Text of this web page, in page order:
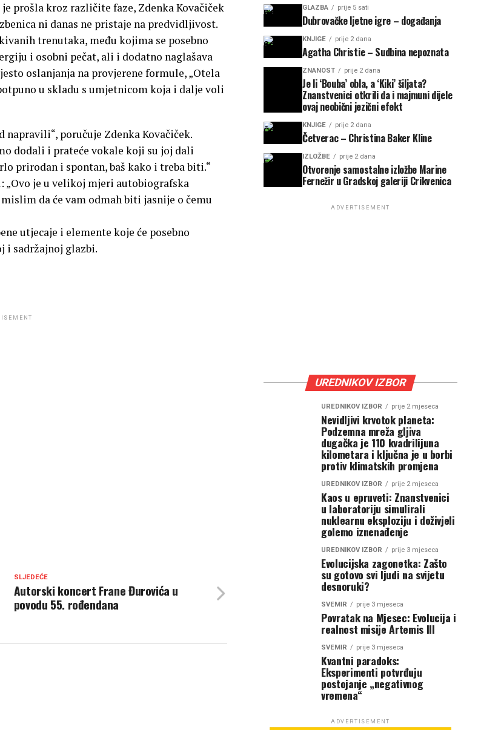
prošla kroz različite faze, Zdenka Kovačiček
ni danas ne pristaje na predvidljivost.
trenutaka, među kojima se posebno
i osobni pečat, ali i dodatno naglašava
oslanjanja na provjerene formule, „Otela
u skladu s umjetnicom koja i dalje voli
poručuje Zdenka Kovačiček.
dodali i prateće vokale koji su joj dali
prirodan i spontan, baš kako i treba biti.“
„Ovo je u velikoj mjeri autobiografska
da će vam odmah biti jasnije o čemu
utjecaje i elemente koje će posebno
i sadržajnoj glazbi.
SLJEDEĆE
Autorski koncert Frane Đurovića u
povodu 55. rođendana
GLAZBA prije 5 sati
Dubrovačke ljetne igre – događanja
KNJIGE prije 2 dana
Agatha Christie – Sudbina nepoznata
ZNANOST prije 2 dana
Je li ‘Bouba’ obla, a ‘Kiki’ šiljata?
Znanstvenici otkrili da i majmuni dijele
ovaj neobični jezični efekt
KNJIGE prije 2 dana
Četverac – Christina Baker Kline
IZLOŽBE prije 2 dana
Otvorenje samostalne izložbe Marine
Fernežir u Gradskoj galeriji Crikvenica
ADVERTISEMENT
UREDNIKOV IZBOR
UREDNIKOV IZBOR prije 2 mjeseca
Nevidljivi krvotok planeta:
Podzemna mreža gljiva
dugačka je 110 kvadrilijuna
kilometara i ključna je u borbi
protiv klimatskih promjena
UREDNIKOV IZBOR prije 2 mjeseca
Kaos u epruveti: Znanstvenici
u laboratoriju simulirali
nuklearnu eksploziju i doživjeli
golemo iznenađenje
UREDNIKOV IZBOR prije 3 mjeseca
Evolucijska zagonetka: Zašto
su gotovo svi ljudi na svijetu
desnoruki?
SVEMIR prije 3 mjeseca
Povratak na Mjesec: Evolucija i
realnost misije Artemis III
SVEMIR prije 3 mjeseca
Kvantni paradoks:
Eksperimenti potvrđuju
postojanje „negativnog
vremena“
ADVERTISEMENT